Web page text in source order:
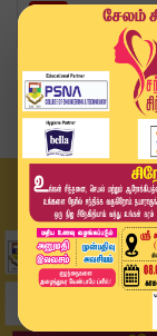
Home
வீடியோ
"யார் அந்த